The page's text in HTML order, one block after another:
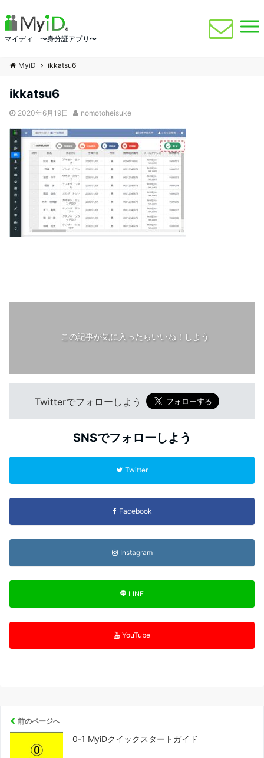
マイディ 〜身分証アプリ〜
MyiD ikkatsu6
ikkatsu6
2020年6月19日 nomotoheisuke
この記事が気に入ったらいいね！しよう
Twitterでフォローしよう
SNSでフォローしよう
Twitter
Facebook
Instagram
LINE
YouTube
前のページへ
0-1 MyiDクイックスタートガイド